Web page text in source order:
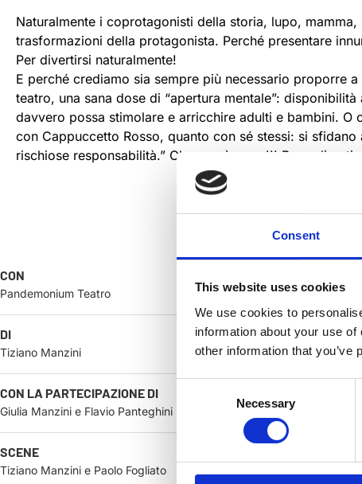
Consent
This website uses cookies
We use cookies to
information about your use
other information that you’ve
Necessary
Naturalmente i coprotagonisti della storia, lupo,
trasformazioni della protagonista. Perché presentare
Per divertirsi naturalmente!
E perché crediamo sia sempre più necessario proporre
teatro, una sana dose di “apertura mentale”:
davvero possa stimolare e arricchire adulti e bambini.
con Cappuccetto Rosso, quanto con sé stessi: si
rischiose responsabilità.” Che non è poco!!! Buon
CON
Pandemonium Teatro
DI
Tiziano Manzini
CON LA PARTECIPAZIONE DI
Giulia Manzini e Flavio Panteghini
SCENE
Tiziano Manzini e Paolo Fogliato